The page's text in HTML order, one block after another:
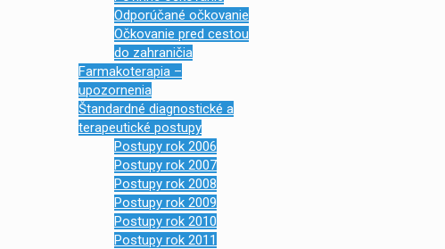
Odporúčané očkovanie
Očkovanie pred cestou
do zahraničia
Farmakoterapia –
upozornenia
Štandardné diagnostické a
terapeutické postupy
Postupy rok 2006
Postupy rok 2007
Postupy rok 2008
Postupy rok 2009
Postupy rok 2010
Postupy rok 2011